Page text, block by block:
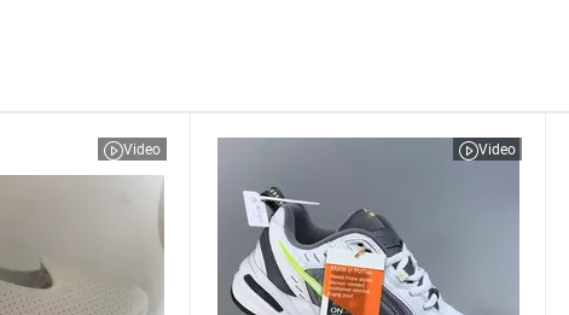
Video Video